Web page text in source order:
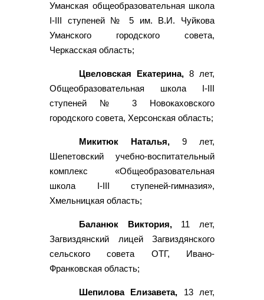
Уманская общеобразовательная школа
I-III ступеней № 5 им. В.И. Чуйкова
Уманского городского совета,
Черкасская область;
Цвеловская Екатерина, 8 лет,
Общеобразовательная школа I-III
ступеней № 3 Новокаховского
городского совета, Херсонская область;
Микитюк Наталья, 9 лет,
Шепетовский учебно-воспитательный
комплекс «Общеобразовательная
школа I-III ступеней-гимназия»,
Хмельницкая область;
Баланюк Виктория,11 лет,
Загвиздянский лицей Загвиздянского
сельского совета ОТГ, Ивано-
Франковская область;
Шепилова Елизавета, 13 лет,